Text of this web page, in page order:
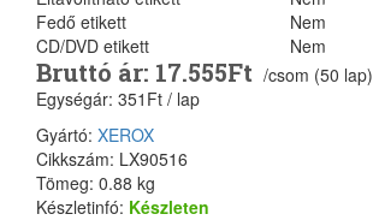
Fedő etikett
Nem
CD/DVD etikett
Nem
Bruttó ár: 17.555Ft /csom (50 lap)
Egységár: 351Ft / lap
Gyártó: XEROX
Cikkszám: LX90516
Tömeg: 0.88 kg
Készletinfó: Készleten